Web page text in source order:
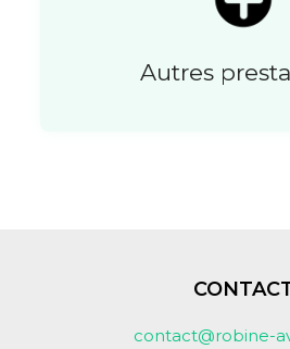
Autres
contact@robine-